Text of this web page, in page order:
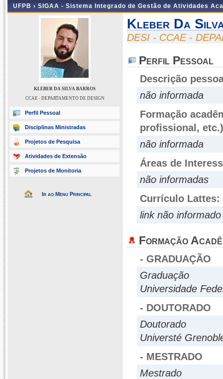
UFPB › SIGAA - Sistema Integrado de Gestão de Atividades
KLEBER DA SILVA BARROS
CCAE - DEPARTAMENTO DE DESIGN
Perfil Pessoal
Disciplinas Ministradas
Projetos de Pesquisa
Atividades de Extensão
Projetos de Monitoria
Ir ao Menu Principal
Kleber Da
DESI - CCAE -
Perfil Pessoal
Descrição
não informada
Formação
profissional, etc.)
não informada
Áreas de
não informadas
Currículo Lattes:
link não informado
Formação
- GRADUAÇÃO
Graduação
Universidade
- DOUTORADO
Doutorado
Universté
- MESTRADO
Mestrado